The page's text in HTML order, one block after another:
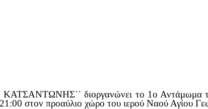
ΚΑΤΣΑΝΤΩΝΗΣ΄΄ διοργανώνει το 1ο Αντάμωμα
στον προαύλιο χώρο του ιερού Ναού Αγίου